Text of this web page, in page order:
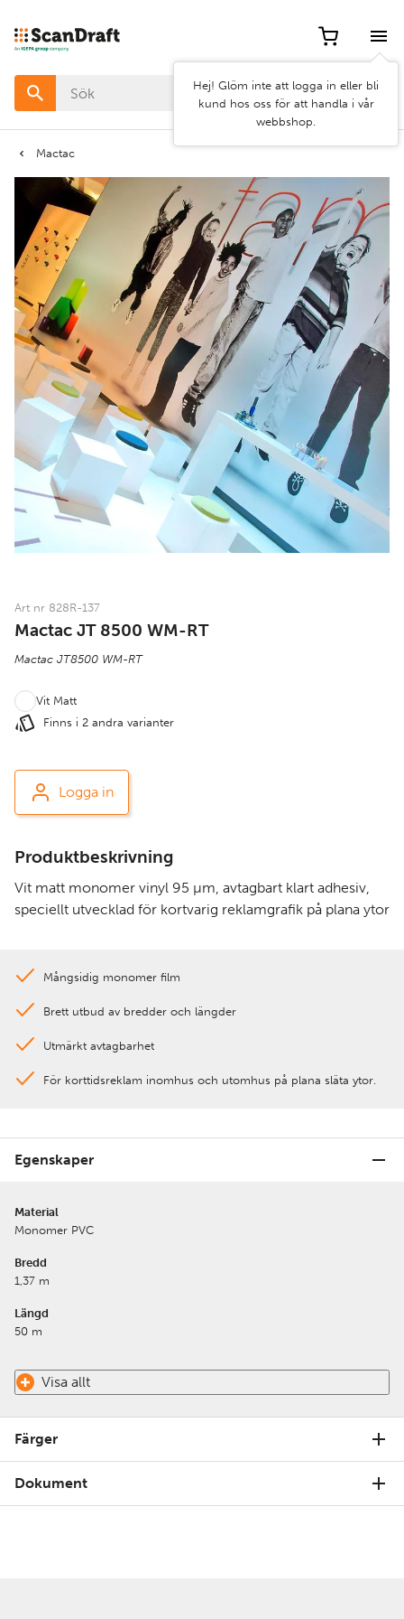
Hej! Glöm inte att logga in eller bli
kund hos oss för att handla i vår
webbshop.
Mactac
Art nr 828R-137
Mactac JT 8500 WM-RT
Mactac JT8500 WM-RT
Vit Matt
Finns i 2 andra varianter
Logga in
Produktbeskrivning
Vit matt monomer vinyl 95 µm, avtagbart klart adhesiv,
speciellt utvecklad för kortvarig reklamgrafik på plana ytor
Mångsidig monomer film
Brett utbud av bredder och längder
Utmärkt avtagbarhet
För korttidsreklam inomhus och utomhus på plana släta ytor.
Egenskaper
Material
Monomer PVC
Bredd
1,37 m
Längd
50 m
Visa allt
Färger
Dokument
Filter
Färg
filter
Använd
filter